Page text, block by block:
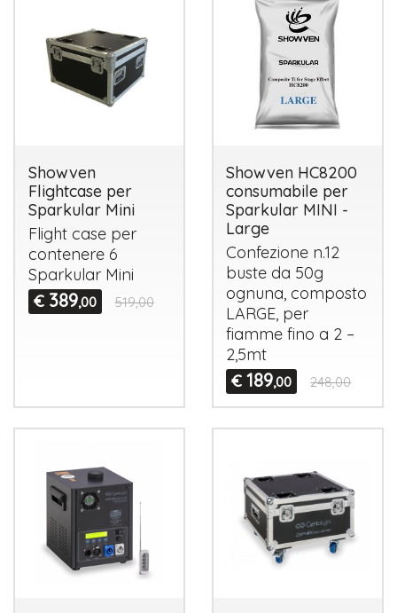
Showven
Flightcase per
Sparkular Mini
Flight case per
contenere 6
Sparkular Mini
€ 389,00 519,00
Showven HC8200
consumabile per
Sparkular MINI -
Large
Confezione n.12
buste da 50g
ognuna, composto
LARGE , per
fiamme fino a 2 –
2,5mt
€ 189,00 248,00